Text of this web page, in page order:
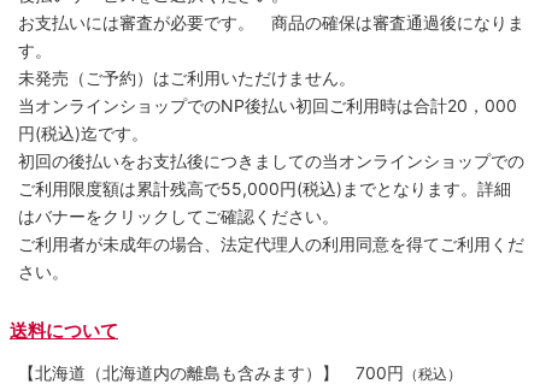
お支払いには審査が必要です。 商品の確保は審査通過後になりま
す。
未発売（ご予約）はご利用いただけません。
当オンラインショップでのNP後払い初回ご利用時は合計20，000
円(税込)迄です。
初回の後払いをお支払後につきましての当オンラインショップでの
ご利用限度額は累計残高で55,000円(税込)までとなります。詳細
はバナーをクリックしてご確認ください。
ご利用者が未成年の場合、法定代理人の利用同意を得てご利用くだ
さい。
送料について
【北海道（北海道内の離島も含みます）】 700円 （税込）